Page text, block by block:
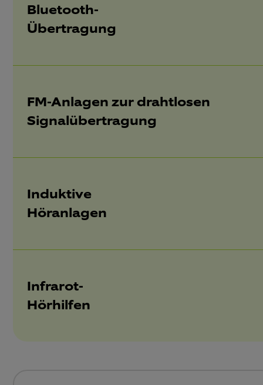
Bluetooth-
Übertragung
FM-Anlagen zur drahtlosen
Signalübertragung
Induktive
Höranlagen
Infrarot-
Hörhilfen